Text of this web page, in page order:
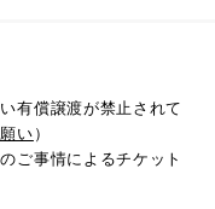
有償譲渡が禁止されて
い）
ご事情によるチケット